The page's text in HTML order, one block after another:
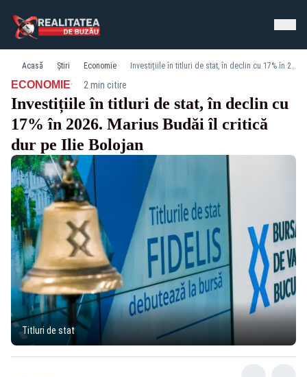
Acasă Știri Economie Investițiile în titluri de stat, în declin cu 17% în 2026. Marius Budăi îl critică dur pe Ilie Bolojan
ECONOMIE· 2 min citire
Investițiile în titluri de stat, în declin cu
17% în 2026. Marius Budăi îl critică
dur pe Ilie Bolojan
Titluri de stat